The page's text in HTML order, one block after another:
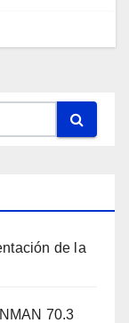
de la
70.3